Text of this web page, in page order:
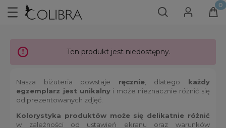
Ten produkt jest niedostępny.
Nasza biżuteria powstaje ręcznie, dlatego każdy
egzemplarz jest unikalnyi może nieznacznie różnić się
od prezentowanych zdjęć.
Kolorystyka produktów może się delikatnie różnić
w zależności od ustawień ekranu oraz warunków